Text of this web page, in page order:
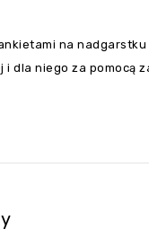
na
dla niego za pomocą